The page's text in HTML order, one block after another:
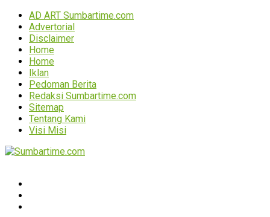
AD ART Sumbartime.com
Advertorial
Disclaimer
Home
Home
Iklan
Pedoman Berita
Redaksi Sumbartime.com
Sitemap
Tentang Kami
Visi Misi